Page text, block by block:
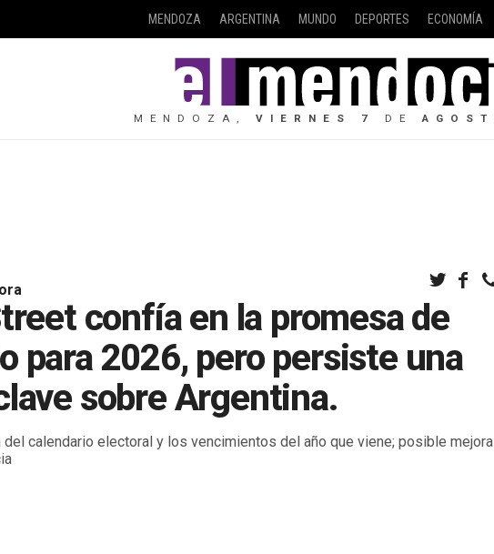
MENDOZA, VIERNES 7 DE
MENDOZA ARGENTINA MUNDO DEPORTES ECONOMÍA
confía en la promesa de
para 2026, pero persiste una
sobre Argentina.
del calendario electoral y los vencimientos del año que viene; posible